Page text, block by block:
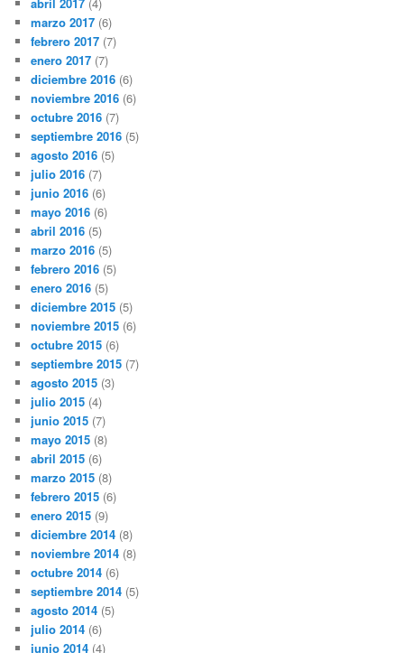
marzo 2017 (6)
febrero 2017 (7)
enero 2017 (7)
diciembre 2016 (6)
noviembre 2016 (6)
octubre 2016 (7)
septiembre 2016 (5)
agosto 2016 (5)
julio 2016 (7)
junio 2016 (6)
mayo 2016 (6)
abril 2016 (5)
marzo 2016 (5)
febrero 2016 (5)
enero 2016 (5)
diciembre 2015 (5)
noviembre 2015 (6)
octubre 2015 (6)
septiembre 2015 (7)
agosto 2015 (3)
julio 2015 (4)
junio 2015 (7)
mayo 2015 (8)
abril 2015 (6)
marzo 2015 (8)
febrero 2015 (6)
enero 2015 (9)
diciembre 2014 (8)
noviembre 2014 (8)
octubre 2014 (6)
septiembre 2014 (5)
agosto 2014 (5)
julio 2014 (6)
junio 2014 (4)